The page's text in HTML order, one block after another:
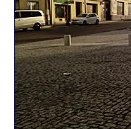
NEJČTENĚJŠÍ ZA 7 DNÍ
AUTOŘI
PŘÍSPĚVKY NA PROVOZ
SOCIÁLNÍ SÍTĚ